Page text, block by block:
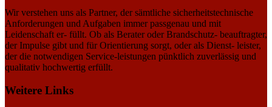
Wir verstehen uns als Partner, der sämtliche sicherheitstechnische
Anforderungen und Aufgaben immer passgenau und mit
Leidenschaft er- füllt. Ob als Berater oder Brandschutz- beauftragter,
der Impulse gibt und für Orientierung sorgt, oder als Dienst- leister,
der die notwendigen Service-leistungen pünktlich zuverlässig und
qualitativ hochwertig erfüllt.
Weitere Links